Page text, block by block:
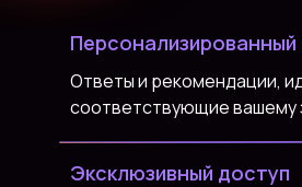
Ответы и рекомендации,
соответствующие вашему
Эксклюзивный доступ